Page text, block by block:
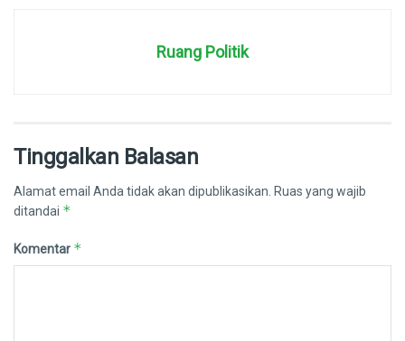
Ruang Politik
Tinggalkan Balasan
Alamat email Anda tidak akan dipublikasikan. Ruas yang wajib
ditandai *
Komentar *